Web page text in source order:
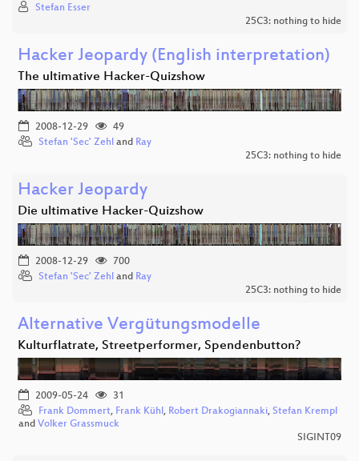
Stefan Esser
25C3: nothing to hide
Hacker Jeopardy (English interpretation)
The ultimative Hacker-Quizshow
2008-12-29
49
Stefan 'Sec' Zehl and Ray
25C3: nothing to hide
Hacker Jeopardy
Die ultimative Hacker-Quizshow
2008-12-29
700
Stefan 'Sec' Zehl and Ray
25C3: nothing to hide
Alternative Vergütungsmodelle
Kulturflatrate, Streetperformer, Spendenbutton?
2009-05-24
31
Frank Dommert, Frank Kühl, Robert Drakogiannaki, Stefan Krempl
and Volker Grassmuck
SIGINT09